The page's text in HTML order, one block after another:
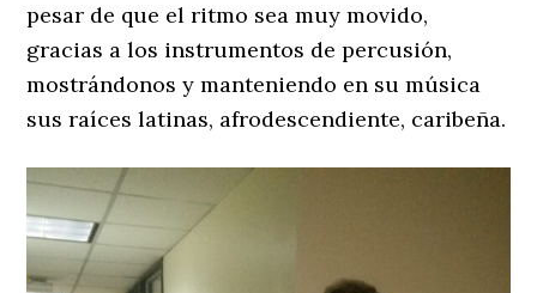
pesar de que el ritmo sea muy movido,
gracias a los instrumentos de percusión,
mostrándonos y manteniendo en su música
sus raíces latinas, afrodescendiente, caribeña.